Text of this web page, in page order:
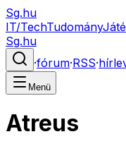
Sg.hu
IT/TechTudomány
Sg.hu
·fórum·RSS·
Menü
Atreus